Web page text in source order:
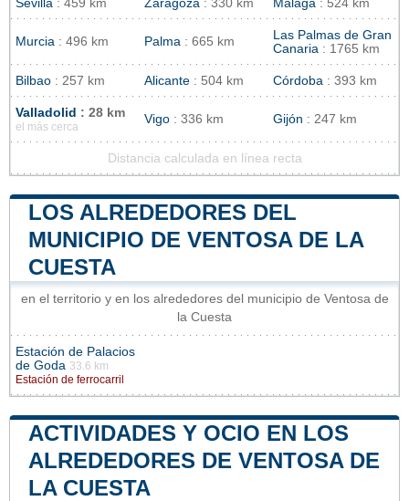
Sevilla : 459 km Zaragoza : 330 km Málaga : 524 km
Murcia : 496 km Palma : 665 km
Las Palmas de Gran
Canaria : 1765 km
Bilbao : 257 km Alicante : 504 km Córdoba : 393 km
Valladolid : 28 km
el más cerca
Vigo : 336 km Gijón : 247 km
Distancia calculada en línea recta
LOS ALREDEDORES DEL
MUNICIPIO DE VENTOSA DE LA
CUESTA
en el territorio y en los alrededores del municipio de Ventosa de
la Cuesta
Estación de Palacios
de Goda 33.6 km
Estación de ferrocarril
ACTIVIDADES Y OCIO EN LOS
ALREDEDORES DE VENTOSA DE
LA CUESTA